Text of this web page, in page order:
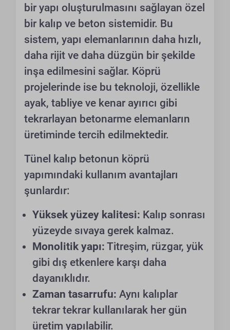
bir yapı oluşturulmasını sağlayan özel
bir kalıp ve beton sistemidir. Bu
sistem, yapı elemanlarının daha hızlı,
daha rijit ve daha düzgün bir şekilde
inşa edilmesini sağlar. Köprü
projelerinde ise bu teknoloji, özellikle
ayak, tabliye ve kenar ayırıcı gibi
tekrarlayan betonarme elemanların
üretiminde tercih edilmektedir.
Tünel kalıp betonun köprü
yapımındaki kullanım avantajları
şunlardır:
Yüksek yüzey kalitesi: Kalıp sonrası
yüzeyde sıvaya gerek kalmaz.
Monolitik yapı: Titreşim, rüzgar, yük
gibi dış etkenlere karşı daha
dayanıklıdır.
Zaman tasarrufu: Aynı kalıplar
tekrar tekrar kullanılarak her gün
üretim yapılabilir.